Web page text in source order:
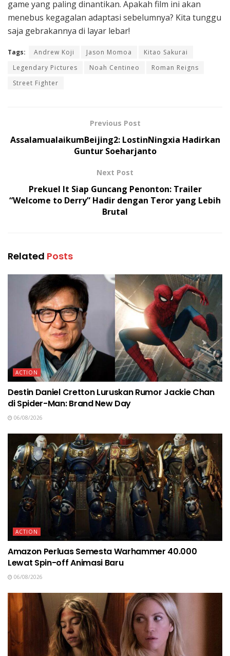
game yang paling dinantikan. Apakah film ini akan
menebus kegagalan adaptasi sebelumnya? Kita tunggu
saja gebrakannya di layar lebar!
Tags: Andrew Koji Jason Momoa
Kitao Sakurai
Legendary Pictures
Noah Centineo
Roman Reigns
Street Fighter
Previous Post
AssalamualaikumBeijing2: LostinNingxia Hadirkan
Guntur Soeharjanto
Next Post
Prekuel It Siap Guncang Penonton: Trailer
“Welcome to Derry” Hadir dengan Teror yang Lebih
Brutal
Related Posts
ACTION
Destin Daniel Cretton Luruskan Rumor Jackie Chan
di Spider-Man: Brand New Day
06/08/2026
ACTION
Amazon Perluas Semesta Warhammer 40.000
Lewat Spin-off Animasi Baru
06/08/2026